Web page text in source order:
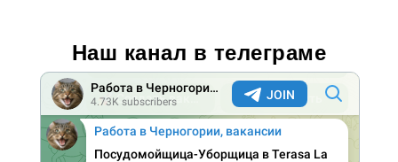
Наш канал в телеграме